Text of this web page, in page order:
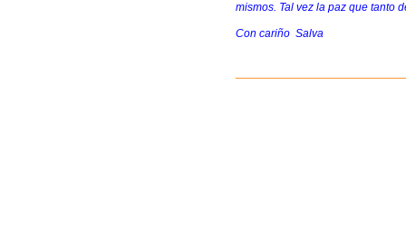
mismos. Tal vez la paz que tanto
Con cariño Salva